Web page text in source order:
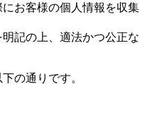
お客様の個人情報を収集
記の上、適法かつ公正な
の通りです。